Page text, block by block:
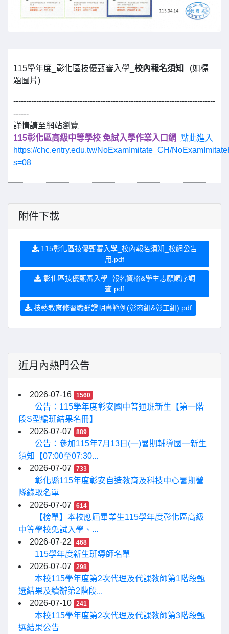
115學年度_彰化區技優甄審入學_ 校內報名須知
(如標
題圖片)
-------------------------------------------------------------------------------
------
詳情請至網站瀏覽
115彰化區高級中等學校 免試入學作業入口網 點此進入
https://chc.entry.edu.tw/NoExamImitate_CH/
s=08
附件下載
115彰化區技優甄審入學_校內報名須知_校網公告
用.pdf
彰化區技優甄審入學_報名資格&學生志願順序調
查.pdf
技藝教育修習職群證明書範例(彰商組&彰工組).pdf
近月內熱門公告
2026-07-16 1560
公告：115學年度彰安國中普通班新生【第一階
段S型編班結果名冊】
2026-07-07
889
公告：參加115年7月13日(一)暑期輔導國一新生
須知【07:00至07:30...
2026-07-07
733
彰化縣115年度彰安自造教育及科技中心暑期營
隊錄取名單
2026-07-07
614
【榜單】本校應屆畢業生115學年度彰化區高級
中等學校免試入學、...
2026-07-22
468
115學年度新生班導師名單
2026-07-07
298
本校115學年度第2次代理及代課教師第1階段甄
選結果及續辦第2階段...
2026-07-10
241
本校115學年度第2次代理及代課教師第3階段甄
選結果公告